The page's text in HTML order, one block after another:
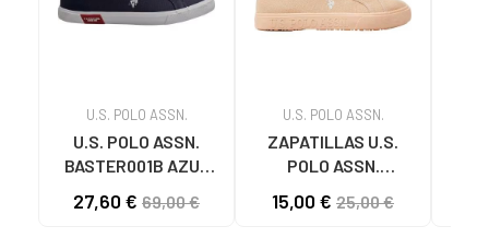
U.S. POLO ASSN.
U.S. POLO ASSN.
BASTER001B AZUL
27,60 € 69,00 €
U.S. POLO ASSN.
ZAPATILLAS U.S.
POLO ASSN.
ROSA
15,00 € 25,00 €